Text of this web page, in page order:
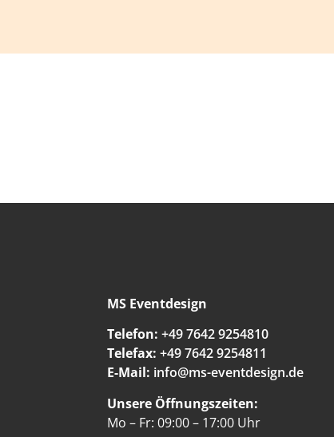
MS Eventdesign
Telefon: +49 7642 9254810
Telefax: +49 7642 9254811
E-Mail: info@ms-eventdesign.de
Unsere Öffnungszeiten:
Mo – Fr: 09:00 – 17:00 Uhr